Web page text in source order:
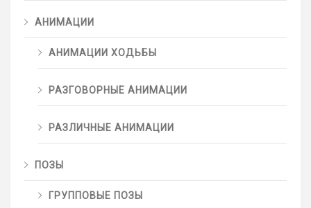
АНИМАЦИИ
АНИМАЦИИ ХОДЬБЫ
РАЗГОВОРНЫЕ АНИМАЦИИ
РАЗЛИЧНЫЕ АНИМАЦИИ
ПОЗЫ
ГРУППОВЫЕ ПОЗЫ